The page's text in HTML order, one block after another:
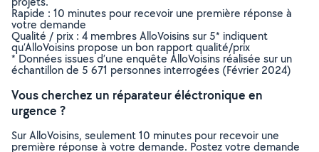
Rapide : 10 minutes pour recevoir une première réponse à
votre demande
Qualité / prix : 4 membres AlloVoisins sur 5* indiquent
qu’AlloVoisins propose un bon rapport qualité/prix
* Données issues d’une enquête AlloVoisins réalisée sur un
échantillon de 5 671 personnes interrogées (Février 2024)
Vous cherchez un réparateur éléctronique en
urgence ?
Sur AlloVoisins, seulement 10 minutes pour recevoir une
première réponse à votre demande. Postez votre demande